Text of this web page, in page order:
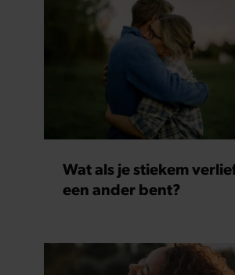
Wat als je stiekem
een ander bent?